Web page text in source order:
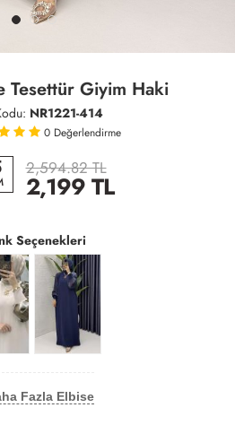
Tesettür Giyim Haki
NR1221-414
0 Değerlendirme
2,594.82 TL
2,199TL
Seçenekleri
Fazla Elbise